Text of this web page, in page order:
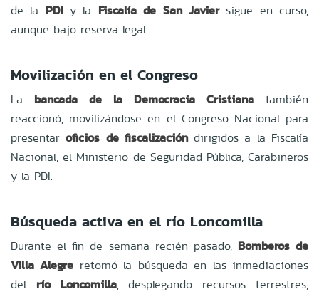
de la PDIy la Fiscalía de San Javiersigue en curso,
aunque bajo reserva legal.
Movilización en el Congreso
La bancada de la Democracia Cristiana también
reaccionó, movilizándose en el Congreso Nacional para
presentaroficios de fiscalizacióndirigidos a la Fiscalía
Nacional, el Ministerio de Seguridad Pública, Carabineros
y la PDI.
Búsqueda activa en el río Loncomilla
Durante el fin de semana recién pasado, Bomberos de
Villa Alegre retomó la búsqueda en las inmediaciones
del río Loncomilla, desplegando recursos terrestres,